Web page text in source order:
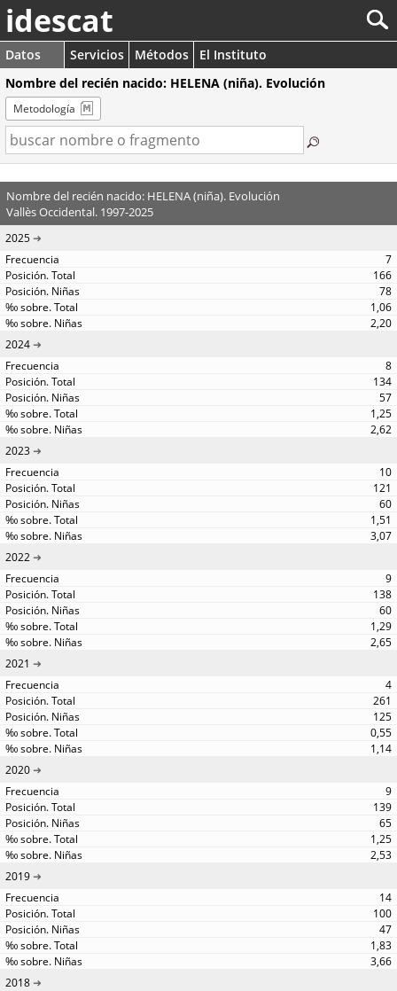
idescat
Datos Servicios Métodos
El Instituto
Nombre del recién nacido: HELENA (niña). Evolución
Metodología
Nombre del recién nacido: HELENA (niña). Evolución
Vallès Occidental. 1997-2025
2025
7
166
78
1,06
2,20
2024
8
134
57
1,25
2,62
2023
10
121
60
1,51
3,07
2022
9
138
60
1,29
2,65
2021
4
261
125
0,55
1,14
2020
9
139
65
1,25
2,53
2019
14
100
47
1,83
3,66
2018